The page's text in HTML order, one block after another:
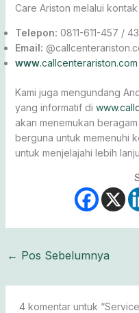
Care Ariston melalui
Telepon: 0811-611-457 /
Email:
www.callcenterariston.com
Kami juga mengundang
yang informatif di
akan menemukan
berguna untuk memenuhi
untuk menjelajahi lebih
← Pos Sebelumnya
4 komentar untuk